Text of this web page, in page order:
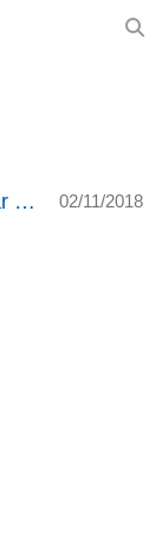
Zink, un proyecto para implementar OpenGL sobre Vulkan 02/11/2018